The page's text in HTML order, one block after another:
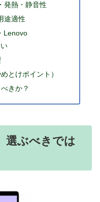
発熱・静音性
途適性
Lenovo
とけポイント）
きか？
選ぶべきでは